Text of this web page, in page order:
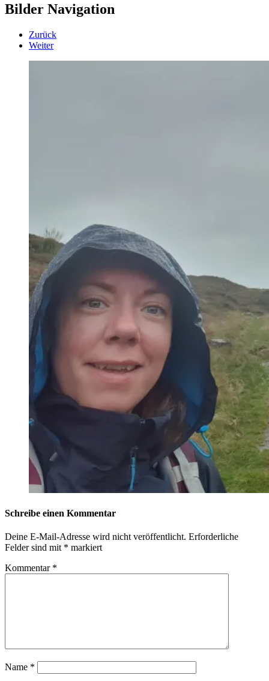
Bilder Navigation
Zurück
Weiter
Schreibe einen Kommentar
Deine E-Mail-Adresse wird nicht veröffentlicht. Erforderliche
Felder sind mit * markiert
Kommentar *
Name *